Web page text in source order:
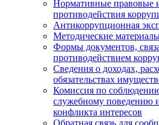
Нормативные правовые
противодействия
Антикоррупционная
Методические
Формы документов,
противодействием
Сведения о доходах,
обязательствах
Комиссия по
служебному поведению
конфликта интересов
Обратная связь для